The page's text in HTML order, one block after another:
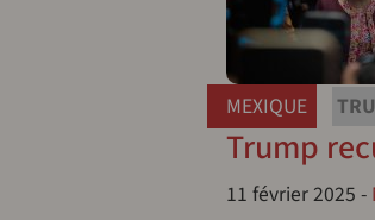
MEXIQUE
Trump
11 février 2025 -